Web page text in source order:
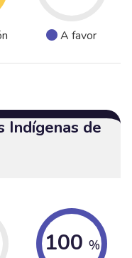
A favor
Indígenas de
100 %